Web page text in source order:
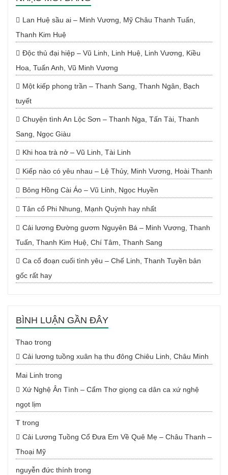
Lan Huệ sầu ai – Minh Vương, Mỹ Châu Thanh Tuấn,
Thanh Kim Huệ
Độc thủ đại hiệp – Vũ Linh, Linh Huệ, Linh Vương, Kiều
Hoa, Tuấn Anh, Vũ Minh Vương
Một kiếp phong trần – Thanh Sang, Thanh Ngân, Bạch
tuyết
Chuyện tình An Lộc Sơn – Thanh Nga, Tấn Tài, Thanh
Sang, Ngọc Giàu
Khi hoa trà nở – Vũ Linh, Tài Linh
Kiếp nào có yêu nhau – Lệ Thủy, Minh Vương, Hoài Thanh
Bông Hồng Cài Áo – Vũ Linh, Ngọc Huyền
Tân cổ Phi Nhung, Mạnh Quỳnh hay nhất
Cải lương Đường gươm Nguyên Bá – Minh Vương, Thanh
Tuấn, Thanh Kim Huệ, Chí Tâm, Thanh Sang
Ca cổ đoạn cuối tình yêu – Chế Linh, Thanh Tuyền bản
gốc rất hay
BÌNH LUẬN GẦN ĐÂY
Thao trong
Cải lương tuồng xuân hạ thu đông Chiêu Linh, Châu Minh
Mai Linh trong
Xứ Nghệ Ân Tình – Cẩm Thơ giọng ca dân ca xứ nghệ
ngọt lịm
T trong
Cải Lương Tuồng Cổ Đưa Em Về Quê Mẹ – Châu Thanh –
Thoại Mỹ
nguyễn đức thính trong